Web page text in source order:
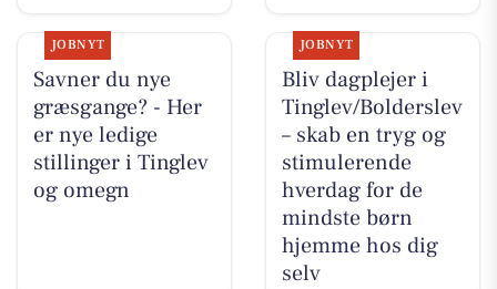
JOBNYT
Savner du nye
græsgange? - Her
er nye ledige
stillinger i Tinglev
og omegn
JOBNYT
Bliv dagplejer i
Tinglev/Bolderslev
– skab en tryg og
stimulerende
hverdag for de
mindste børn
hjemme hos dig
selv